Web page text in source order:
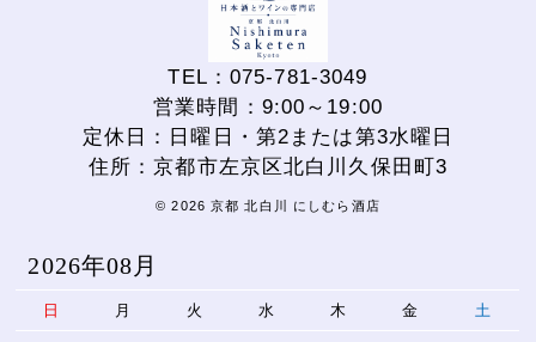
TEL：075-781-3049
営業時間：9:00～19:00
定休日：日曜日・第2または第3水曜日
住所：京都市左京区北白川久保田町3
© 2026 京都 北白川 にしむら酒店
2026年08月
日 月 火 水 木 金 土